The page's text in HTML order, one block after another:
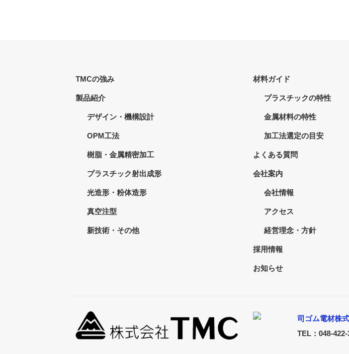
TMCの強み
製品紹介
デザイン・機構設計
OPM工法
樹脂・金属精密加工
プラスチック射出成形
光造形・粉体造形
真空注型
新技術・その他
材料ガイド
プラスチックの特性
金属材料の特性
加工法選定の目安
よくある質問
会社案内
会社情報
アクセス
経営理念・方針
採用情報
お知らせ
司ゴム電材株
TEL：048-422-